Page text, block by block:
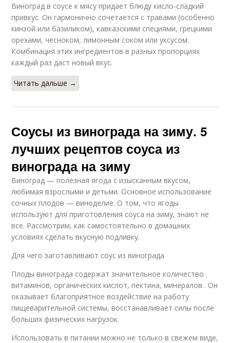
Виноград в соусе к мясу придает блюду кисло-сладкий
привкус. Он гармонично сочетается с травами (особенно
кинзой или базиликом), кавказскими специями, грецкими
орехами, чесноком, лимонным соком или уксусом.
Комбинация этих ингредиентов в разных пропорциях
каждый раз даст новый вкус.
Читать дальше →
Соусы из винограда на зиму. 5
лучших рецептов соуса из
винограда на зиму
Виноград — полезная ягода с изысканным вкусом,
любимая взрослыми и детьми. Основное использование
сочных плодов — виноделие. О том, что ягоды
используют для приготовления соуса на зиму, знают не
все. Рассмотрим, как самостоятельно в домашних
условиях сделать вкусную подливку.
Для чего заготавливают соус из винограда
Плоды винограда содержат значительное количество
витаминов, органических кислот, пектина, минералов . Он
оказывает благоприятное воздействие на работу
пищеварительной системы, восстанавливает силы после
больших физических нагрузок.
Использовать в питании можно не только в свежем виде,